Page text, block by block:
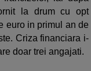
la drum cu opt
euro in primul an de
Criza financiara i-
doar trei angajati.